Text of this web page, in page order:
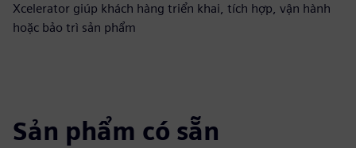
Xcelerator giúp khách hàng triển khai, tích hợp, vận hành
hoặc bảo trì sản phẩm
Sản phẩm có sẵn